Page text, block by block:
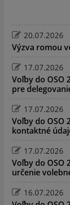
20.07.2026
Výzva romou
17.07.2026
Voľby do OSO
pre
17.07.2026
Voľby do OSO
kontaktné
17.07.2026
Voľby do OSO
určenie
16.07.2026